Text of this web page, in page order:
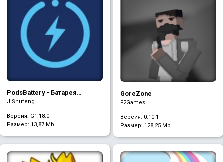
PodsBattery - Батарея
AirPods
JiShufeng
Версия: G1.18.0
Размер: 13,87 Mb
GoreZone
F2Games
Версия: 0.10.1
Размер: 128,25 Mb